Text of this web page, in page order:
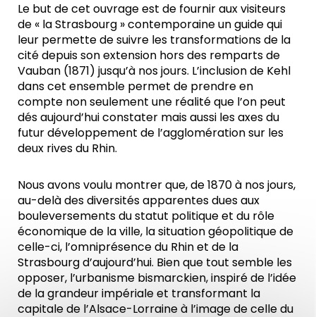
Le but de cet ouvrage est de fournir aux visiteurs
de « la Strasbourg » contemporaine un guide qui
leur permette de suivre les transformations de la
cité depuis son extension hors des remparts de
Vauban (1871) jusqu’à nos jours. L’inclusion de Kehl
dans cet ensemble permet de prendre en
compte non seulement une réalité que l’on peut
dés aujourd’hui constater mais aussi les axes du
futur développement de l’agglomération sur les
deux rives du Rhin.
Nous avons voulu montrer que, de 1870 à nos jours,
au-delà des diversités apparentes dues aux
bouleversements du statut politique et du rôle
économique de la ville, la situation géopolitique de
celle-ci, l’omniprésence du Rhin et de la
Strasbourg d’aujourd’hui. Bien que tout semble les
opposer, l’urbanisme bismarckien, inspiré de l’idée
de la grandeur impériale et transformant la
capitale de l’Alsace-Lorraine à l’image de celle du